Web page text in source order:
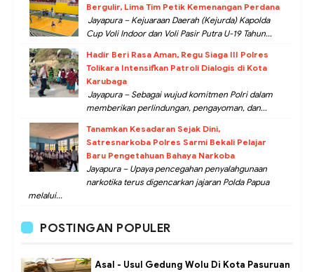
Bergulir, Lima Tim Petik Kemenangan Perdana
Jayapura – Kejuaraan Daerah (Kejurda) Kapolda
Cup Voli Indoor dan Voli Pasir Putra U-19 Tahun...
Hadir Beri Rasa Aman, Regu Siaga III Polres
Tolikara Intensifkan Patroli Dialogis di Kota
Karubaga
Jayapura – Sebagai wujud komitmen Polri dalam
memberikan perlindungan, pengayoman, dan...
Tanamkan Kesadaran Sejak Dini,
Satresnarkoba Polres Sarmi Bekali Pelajar
Baru Pengetahuan Bahaya Narkoba
Jayapura – Upaya pencegahan penyalahgunaan
narkotika terus digencarkan jajaran Polda Papua
melalui...
POSTINGAN POPULER
Asal - Usul Gedung Wolu Di Kota Pasuruan